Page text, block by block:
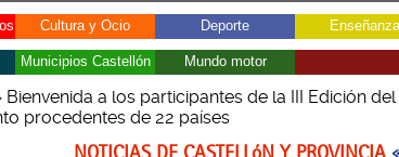
Cultura y Ocio Deporte Enseñanza
Municipios Castellón Mundo motor
a los participantes de la III Edición del
procedentes de 22 países